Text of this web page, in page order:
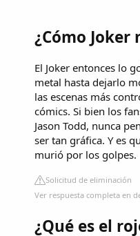
¿Cómo Joker
El Joker entonces lo
metal hasta dejarlo
las escenas más
cómics. Si bien los
Jason Todd, nunca
ser tan gráfica. Y es
murió por los golpes.
Solicitud de eliminación
Ver respuesta completa en
¿Qué es el